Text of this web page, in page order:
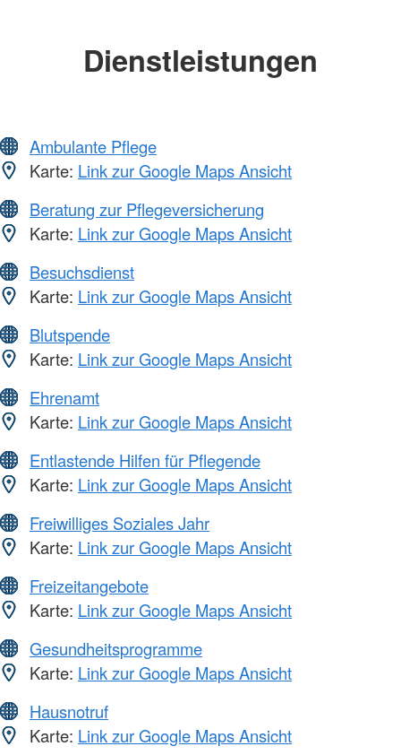
Dienstleistungen
Ambulante Pflege
Karte: Link zur Google Maps Ansicht
Beratung zur Pflegeversicherung
Karte: Link zur Google Maps Ansicht
Besuchsdienst
Karte: Link zur Google Maps Ansicht
Blutspende
Karte: Link zur Google Maps Ansicht
Ehrenamt
Karte: Link zur Google Maps Ansicht
Entlastende Hilfen für Pflegende
Karte: Link zur Google Maps Ansicht
Freiwilliges Soziales Jahr
Karte: Link zur Google Maps Ansicht
Freizeitangebote
Karte: Link zur Google Maps Ansicht
Gesundheitsprogramme
Karte: Link zur Google Maps Ansicht
Hausnotruf
Karte: Link zur Google Maps Ansicht